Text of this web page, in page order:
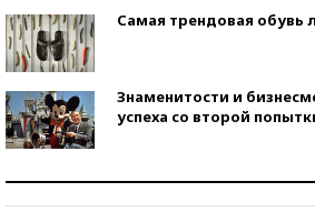
Самая трендовая обувь
Знаменитости и
успеха со второй